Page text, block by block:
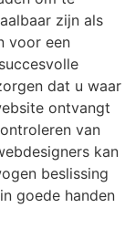
zijn als
voor een
dat u waar
ontvangt
van
kan
beslissing
goede handen